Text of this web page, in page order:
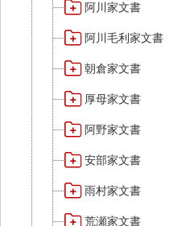
阿川家文書
阿川毛利家文書
朝倉家文書
厚母家文書
阿野家文書
安部家文書
雨村家文書
荒瀬家文書